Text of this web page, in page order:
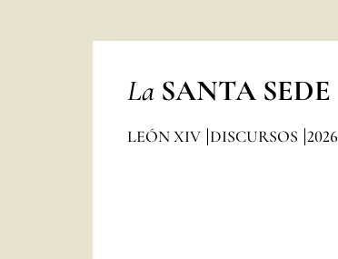
La SANTA SEDE
LEÓN XIV DISCURSOS 2026